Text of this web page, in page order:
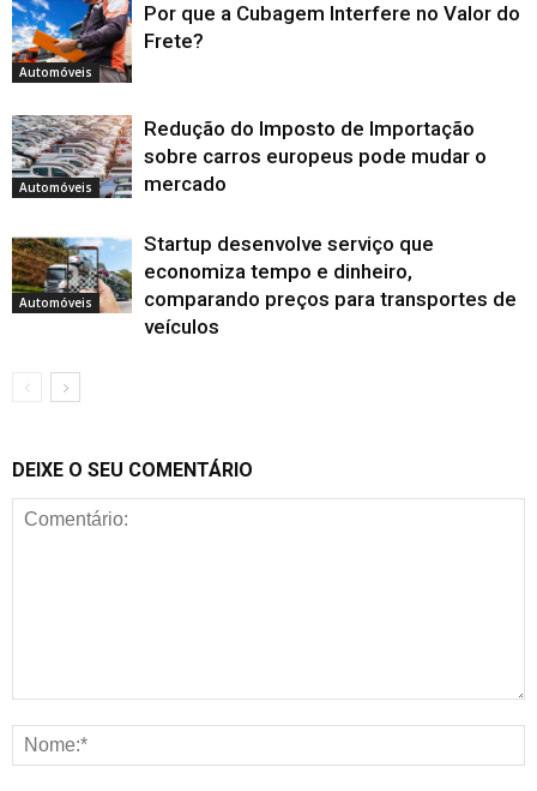
Automóveis
Por que a Cubagem Interfere no Valor do
Frete?
Automóveis
Redução do Imposto de Importação
sobre carros europeus pode mudar o
mercado
Automóveis
Startup desenvolve serviço que
economiza tempo e dinheiro,
comparando preços para transportes de
veículos
DEIXE O SEU COMENTÁRIO